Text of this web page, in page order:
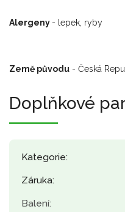
Alergeny - lepek, ryby
Země původu - Česká
Doplňkové
Kategorie:
Záruka:
Balení: